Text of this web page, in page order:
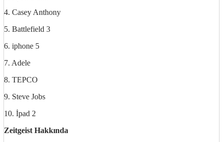
4. Casey Anthony
5. Battlefield 3
6. iphone 5
7. Adele
8. TEPCO
9. Steve Jobs
10. İpad 2
Zeitgeist Hakkında